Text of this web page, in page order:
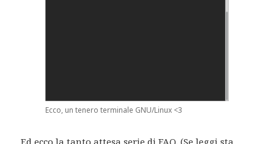
Ecco, un tenero terminale GNU/Linux <3
Ed ecco la tanto attesa serie di FAQ. (Se leggi sta